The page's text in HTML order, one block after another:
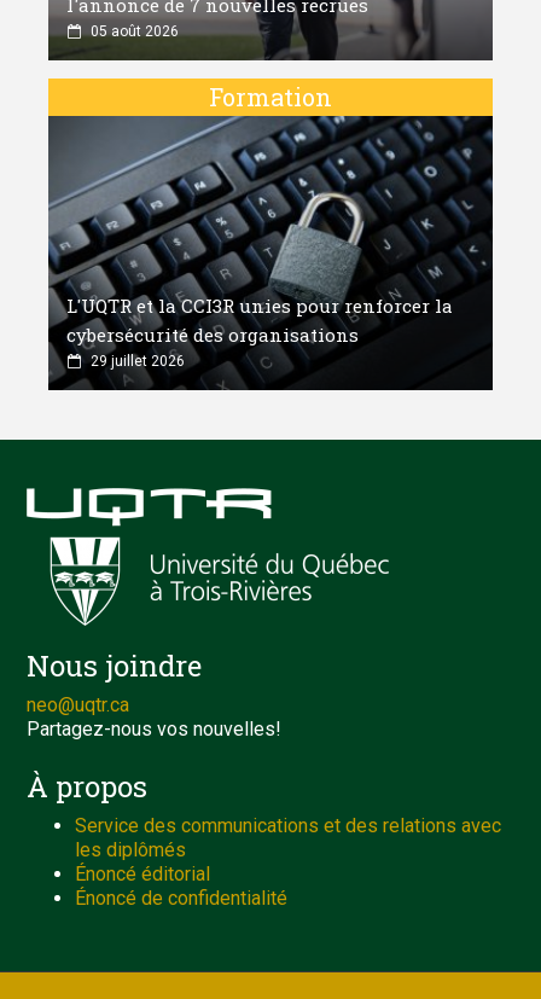
l'annonce de 7 nouvelles recrues
05 août 2026
Formation
L'UQTR et la CCI3R unies pour renforcer la
cybersécurité des organisations
29 juillet 2026
Nous joindre
neo@uqtr.ca
Partagez-nous vos nouvelles!
À propos
Service des communications et des relations avec
les diplômés
Énoncé éditorial
Énoncé de confidentialité